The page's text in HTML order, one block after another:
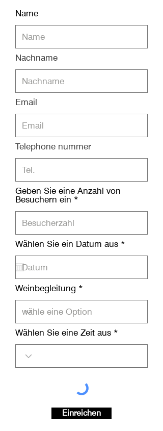
Name
Nachname
Email
Telephone nummer
Geben Sie eine Anzahl von
Besuchern ein
Wählen Sie ein Datum aus *
i
Weinbegleitung
Wählen Sie eine Zeit aus
Einreichen